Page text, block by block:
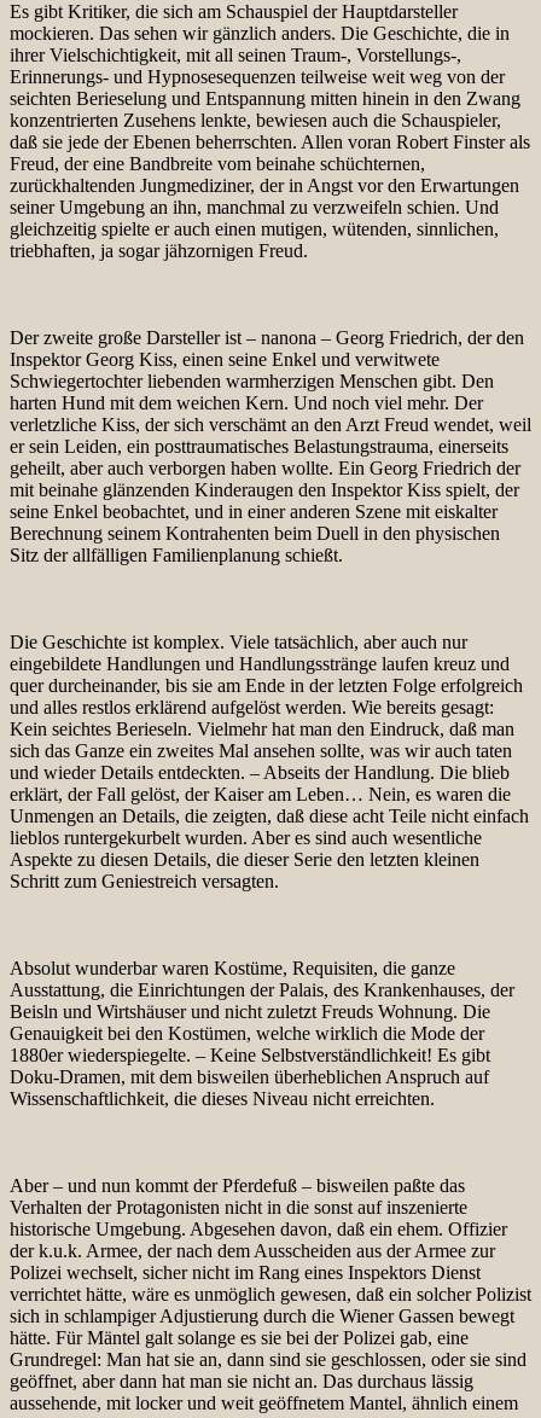
Es gibt Kritiker, die sich am Schauspiel der Hauptdarsteller
mockieren. Das sehen wir gänzlich anders. Die Geschichte, die in
ihrer Vielschichtigkeit, mit all seinen Traum-, Vorstellungs-,
Erinnerungs- und Hypnosesequenzen teilweise weit weg von der
seichten Berieselung und Entspannung mitten hinein in den Zwang
konzentrierten Zusehens lenkte, bewiesen auch die Schauspieler,
daß sie jede der Ebenen beherrschten. Allen voran Robert Finster als
Freud, der eine Bandbreite vom beinahe schüchternen,
zurückhaltenden Jungmediziner, der in Angst vor den Erwartungen
seiner Umgebung an ihn, manchmal zu verzweifeln schien. Und
gleichzeitig spielte er auch einen mutigen, wütenden, sinnlichen,
triebhaften, ja sogar jähzornigen Freud.
Der zweite große Darsteller ist – nanona – Georg Friedrich, der den
Inspektor Georg Kiss, einen seine Enkel und verwitwete
Schwiegertochter liebenden warmherzigen Menschen gibt. Den
harten Hund mit dem weichen Kern. Und noch viel mehr. Der
verletzliche Kiss, der sich verschämt an den Arzt Freud wendet, weil
er sein Leiden, ein posttraumatisches Belastungstrauma, einerseits
geheilt, aber auch verborgen haben wollte. Ein Georg Friedrich der
mit beinahe glänzenden Kinderaugen den Inspektor Kiss spielt, der
seine Enkel beobachtet, und in einer anderen Szene mit eiskalter
Berechnung seinem Kontrahenten beim Duell in den physischen
Sitz der allfälligen Familienplanung schießt.
Die Geschichte ist komplex. Viele tatsächlich, aber auch nur
eingebildete Handlungen und Handlungsstränge laufen kreuz und
quer durcheinander, bis sie am Ende in der letzten Folge erfolgreich
und alles restlos erklärend aufgelöst werden. Wie bereits gesagt:
Kein seichtes Berieseln. Vielmehr hat man den Eindruck, daß man
sich das Ganze ein zweites Mal ansehen sollte, was wir auch taten
und wieder Details entdeckten. – Abseits der Handlung. Die blieb
erklärt, der Fall gelöst, der Kaiser am Leben… Nein, es waren die
Unmengen an Details, die zeigten, daß diese acht Teile nicht einfach
lieblos runtergekurbelt wurden. Aber es sind auch wesentliche
Aspekte zu diesen Details, die dieser Serie den letzten kleinen
Schritt zum Geniestreich versagten.
Absolut wunderbar waren Kostüme, Requisiten, die ganze
Ausstattung, die Einrichtungen der Palais, des Krankenhauses, der
Beisln und Wirtshäuser und nicht zuletzt Freuds Wohnung. Die
Genauigkeit bei den Kostümen, welche wirklich die Mode der
1880er wiederspiegelte. – Keine Selbstverständlichkeit! Es gibt
Doku-Dramen, mit dem bisweilen überheblichen Anspruch auf
Wissenschaftlichkeit, die dieses Niveau nicht erreichten.
Aber – und nun kommt der Pferdefuß – bisweilen paßte das
Verhalten der Protagonisten nicht in die sonst auf inszenierte
historische Umgebung. Abgesehen davon, daß ein ehem. Offizier
der k.u.k. Armee, der nach dem Ausscheiden aus der Armee zur
Polizei wechselt, sicher nicht im Rang eines Inspektors Dienst
verrichtet hätte, wäre es unmöglich gewesen, daß ein solcher Polizist
sich in schlampiger Adjustierung durch die Wiener Gassen bewegt
hätte. Für Mäntel galt solange es sie bei der Polizei gab, eine
Grundregel: Man hat sie an, dann sind sie geschlossen, oder sie sind
geöffnet, aber dann hat man sie nicht an. Das durchaus lässig
aussehende, mit locker und weit geöffnetem Mantel, ähnlich einem